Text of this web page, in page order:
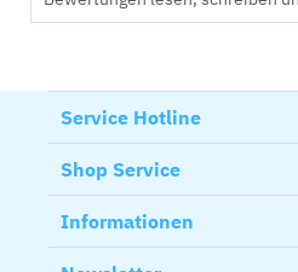
Service Hotline
Shop Service
Informationen